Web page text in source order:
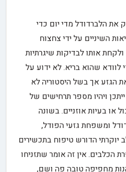
הלברדודל מדי יום כדי
השיניים על ידי צחצוח
ולקחת אותו לבדיקות שיגרתיות
לוודא שהוא בריא. לא ידוע על
הגזע אך בשל היסטוריה לא
ויהיו מספר תרחישים של
או בעיות אוזניים. בשונה
ומשפחת גזעי הפודל,
יוקרתי הדורש טיפוח בתכשירים
הכלבים. אין זה אומר שתזניחו
מחפיפה טובה פה ושם,